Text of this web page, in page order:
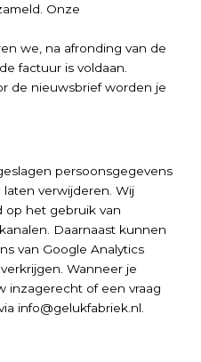
Onze
we, na afronding van de
factuur is voldaan.
de nieuwsbrief worden je
persoonsgegevens
verwijderen. Wij
op het gebruik van
Daarnaast kunnen
van Google Analytics
Wanneer je
inzagerecht of een vraag
info@gelukfabriek.nl.